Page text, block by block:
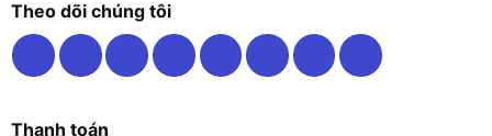
Theo dõi chúng tôi
Thanh toán